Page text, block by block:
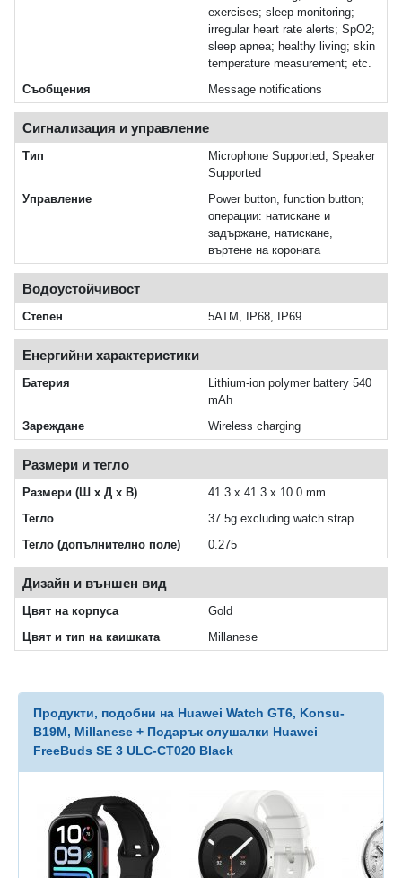
exercises; sleep monitoring;
irregular heart rate alerts; SpO2;
sleep apnea; healthy living; skin
temperature measurement; etc.
Съобщения
Message notifications
Сигнализация и управление
Тип
Microphone Supported; Speaker
Supported
Управление
Power button, function button;
операции: натискане и
задържане, натискане,
въртене на короната
Водоустойчивост
Степен 5ATM, IP68, IP69
Енергийни характеристики
Батерия
Lithium-ion polymer battery 540
mAh
Зареждане
Wireless charging
Размери и тегло
Размери (Ш x Д x В)
41.3 x 41.3 x 10.0 mm
Тегло
37.5g excluding watch strap
Тегло (допълнително поле)
0.275
Дизайн и външен вид
Цвят на корпуса
Gold
Цвят и тип на каишката
Millanese
Продукти, подобни на Huawei Watch GT6, Konsu-
B19M, Millanese + Подарък слушалки Huawei
FreeBuds SE 3 ULC-CT020 Black